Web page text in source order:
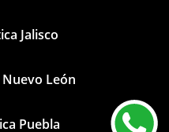
Jalisco
León
Puebla